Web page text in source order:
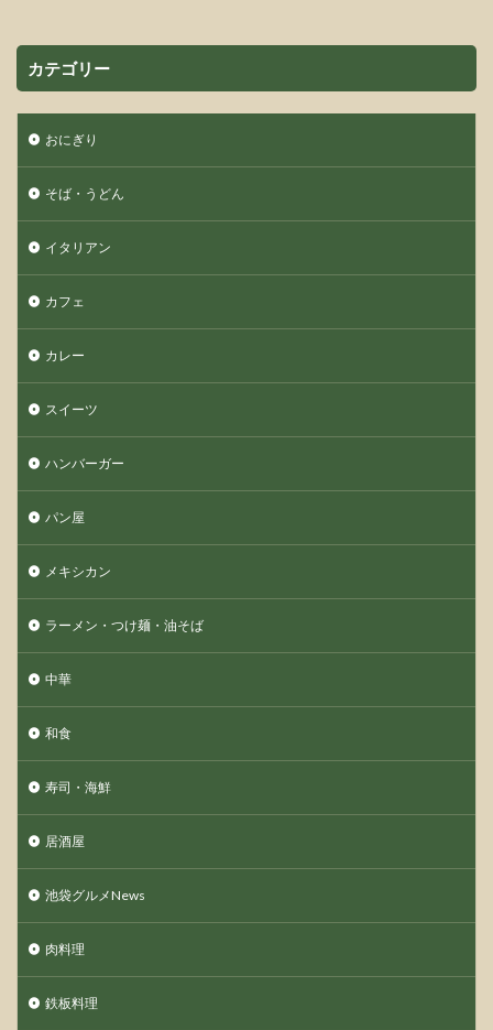
カテゴリー
おにぎり
そば・うどん
イタリアン
カフェ
カレー
スイーツ
ハンバーガー
パン屋
メキシカン
ラーメン・つけ麺・油そば
中華
和食
寿司・海鮮
居酒屋
池袋グルメNews
肉料理
鉄板料理